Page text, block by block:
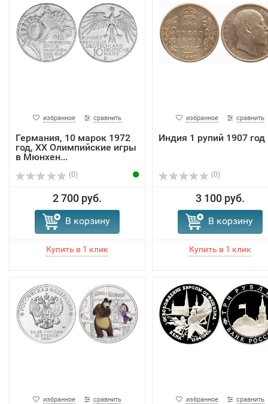
избранное сравнить
Германия, 10 марок 1972
год, XX Олимпийские игры
в Мюнхен...
(0)
2 700 руб.
В корзину
избранное сравнить
Индия 1 рупий 1907 год
(0)
3 100 руб.
В корзину
избранное сравнить избранное сравнить